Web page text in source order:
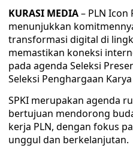
KURASI MEDIA– PLN Icon
menunjukkan
transformasi digital di
memastikan koneksi
pada agenda Seleksi
Seleksi Penghargaan
SPKI merupakan agenda
bertujuan mendorong
kerja PLN, dengan fokus
unggul dan berkelanjutan.